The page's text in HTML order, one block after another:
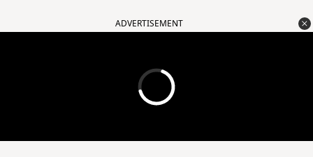
ADVERTISEMENT